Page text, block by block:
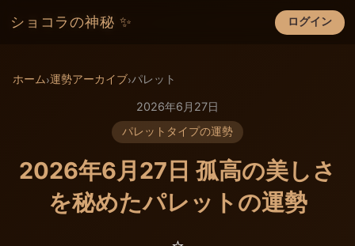
ショコラの神秘 ✨ ログイン
×
ホーム›運勢アーカイブ›パレット
2026年6月27日
パレットタイプの運勢
2026年6月27日 孤高の美しさ
を秘めたパレットの運勢